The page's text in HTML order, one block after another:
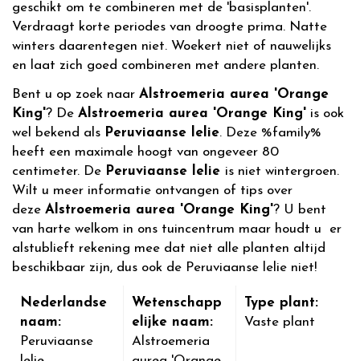
geschikt om te combineren met de 'basisplanten'.
Verdraagt korte periodes van droogte prima. Natte
winters daarentegen niet. Woekert niet of nauwelijks
en laat zich goed combineren met andere planten.
Bent u op zoek naar Alstroemeria aurea 'Orange
King'? De Alstroemeria aurea 'Orange King' is ook
wel bekend als Peruviaanse lelie. Deze %family%
heeft een maximale hoogt van ongeveer 80
centimeter. De Peruviaanse lelie is niet wintergroen.
Wilt u meer informatie ontvangen of tips over
deze Alstroemeria aurea 'Orange King'? U bent
van harte welkom in ons tuincentrum maar houdt u er
alstublieft rekening mee dat niet alle planten altijd
beschikbaar zijn, dus ook de Peruviaanse lelie niet!
Nederlandse
naam:
Peruviaanse
Wetenschapp
elijke naam:
Alstroemeria
Type plant:
Vaste plant